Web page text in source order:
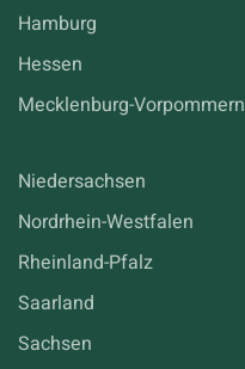
Hamburg
Hessen
Mecklenburg-Vorpommern
Niedersachsen
Nordrhein-Westfalen
Rheinland-Pfalz
Saarland
Sachsen